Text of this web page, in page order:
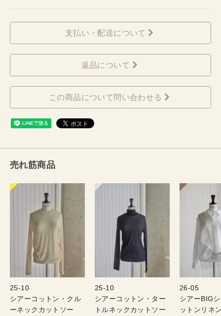
支払い・配送について
返品について
この商品について問い合わせる
売れ筋商品
25-10
シアーコットン・クル
ーネックカットソー
25-10
シアーコットン・ター
トルネックカットソー
26-05
シアーBIG
ットンリネ